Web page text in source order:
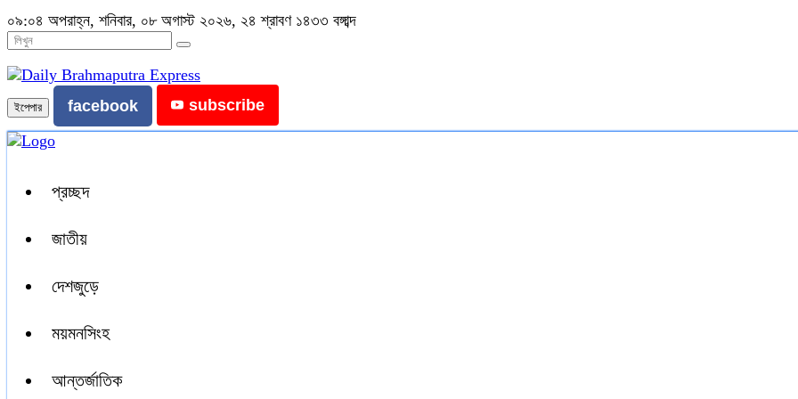
০৯:০৪ অপরাহ্ন, শনিবার, ০৮ অগাস্ট ২০২৬, ২৪ শ্রাবণ ১৪৩৩ বঙ্গাব্দ
ইপেপার facebook subscribe
প্রচ্ছদ
জাতীয়
দেশজুড়ে
ময়মনসিংহ
আন্তর্জাতিক